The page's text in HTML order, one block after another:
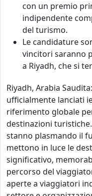
con un premio
indipendente
del turismo.
Le candidature
vincitori saranno
a Riyadh, che si
Riyadh, Arabia
ufficialmente lanciati
riferimento globale
destinazioni
stanno plasmando il
mettono in luce le
significativo,
percorso del
aperte a viaggiatori